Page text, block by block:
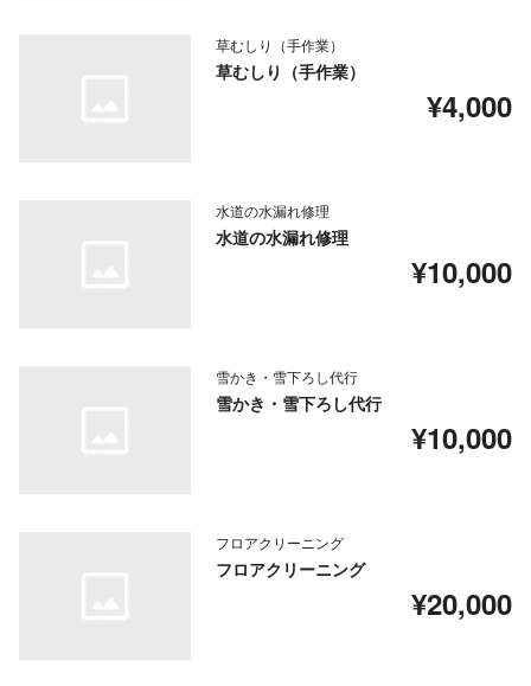
草むしり（手作業）
草むしり（手作業）
¥4,000
水道の水漏れ修理
水道の水漏れ修理
¥10,000
雪かき・雪下ろし代行
雪かき・雪下ろし代行
¥10,000
フロアクリーニング
フロアクリーニング
¥20,000